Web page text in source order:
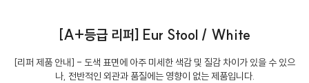
[A+등급 리퍼] Eur Stool / White
[리퍼 제품 안내] - 도색 표면에 아주 미세한 색감 및 질감 차이가 있을 수 있으
나, 전반적인 외관과 품질에는 영향이 없는 제품입니다.